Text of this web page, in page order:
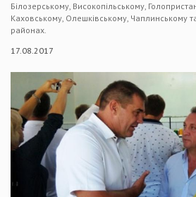
Білозерському, Високопільському,
Каховському, Олешківському, Чаплинському
районах.
17.08.2017